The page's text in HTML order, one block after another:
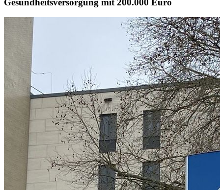
Gesundheitsversorgung mit 200.000 Euro